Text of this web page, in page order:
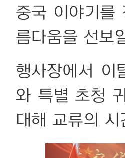
중국 이야기를
름다움을 선
행사장에서
와 특별 초청
대해 교류의